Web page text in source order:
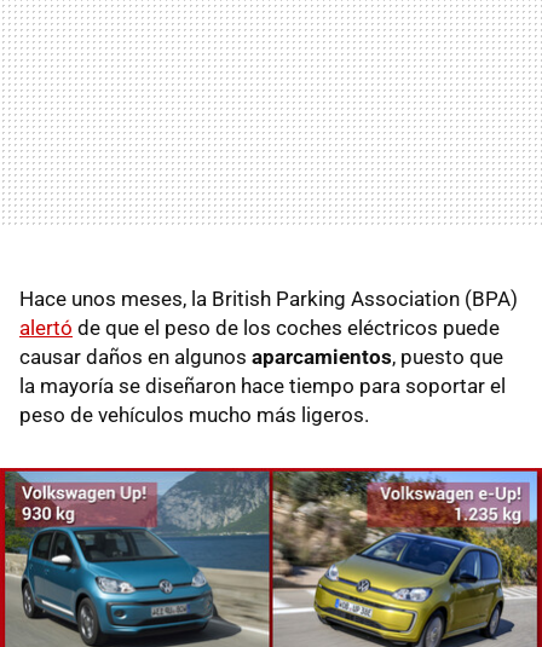
Hace unos meses, la British Parking Association (BPA)
alertó de que el peso de los coches eléctricos puede
causar daños en algunos aparcamientos, puesto que
la mayoría se diseñaron hace tiempo para soportar el
peso de vehículos mucho más ligeros.